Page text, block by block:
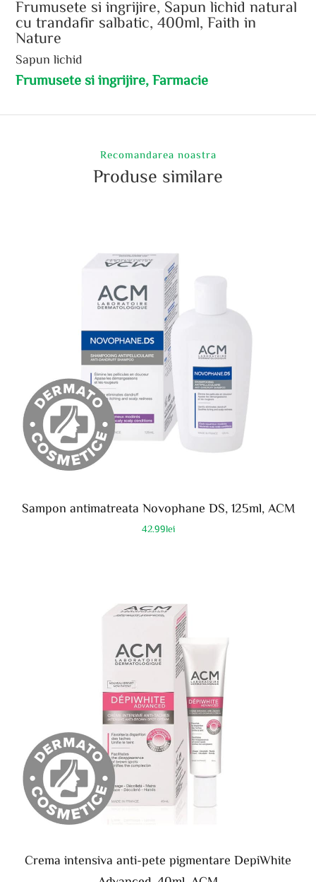
Frumusete si ingrijire, Sapun lichid natural
cu trandafir salbatic, 400ml, Faith in
Nature
Sapun lichid
Frumusete si ingrijire, Farmacie
Recomandarea noastra
Produse similare
Sampon antimatreata Novophane DS, 125ml, ACM
42.99lei
Crema intensiva anti-pete pigmentare DepiWhite